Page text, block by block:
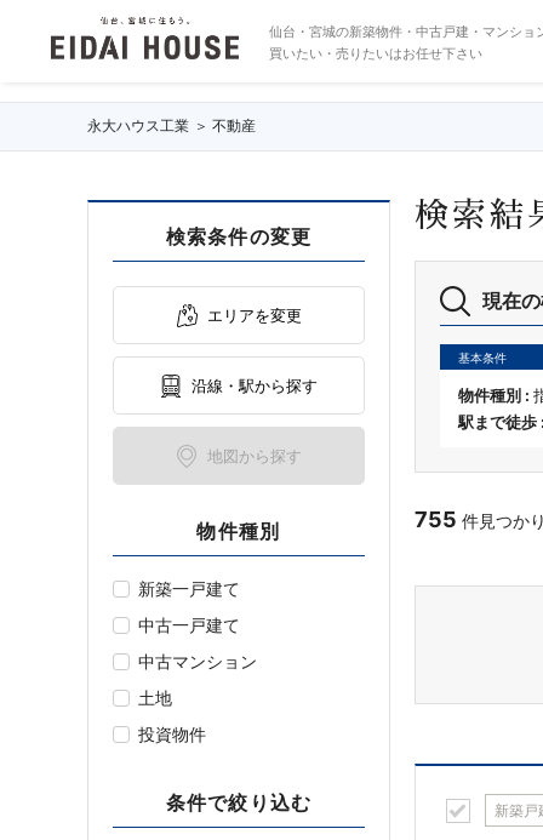
仙台・宮城の新築物件・中古戸建・マンショ
買いたい・売りたいはお任せ下さい
永大ハウス工業 不動産
検索条件の変更
エリアを変更
沿線・駅から探す
地図から探す
物件種別
新築一戸建て
中古一戸建て
中古マンション
土地
投資物件
条件で絞り込む
検索結
現在
基本条件
物件種別 :
駅まで徒歩
755 件見つか
新築戸